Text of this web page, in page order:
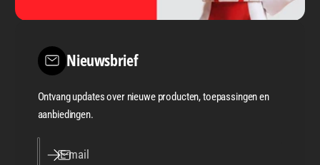
Nieuwsbrief
Ontvang updates over nieuwe producten, toepassingen en
aanbiedingen.
E‑mail